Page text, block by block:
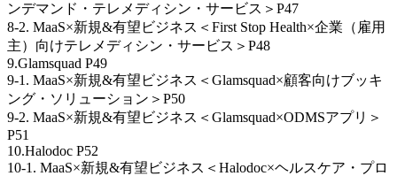
ンデマンド・テレメディシン・サービス＞P47
8-2. MaaS×新規&有望ビジネス＜First Stop Health×企業（雇用
主）向けテレメディシン・サービス＞P48
9.Glamsquad P49
9-1. MaaS×新規&有望ビジネス＜Glamsquad×顧客向けブッキ
ング・ソリューション＞P50
9-2. MaaS×新規&有望ビジネス＜Glamsquad×ODMSアプリ＞
P51
10.Halodoc P52
10-1. MaaS×新規&有望ビジネス＜Halodoc×ヘルスケア・プロ